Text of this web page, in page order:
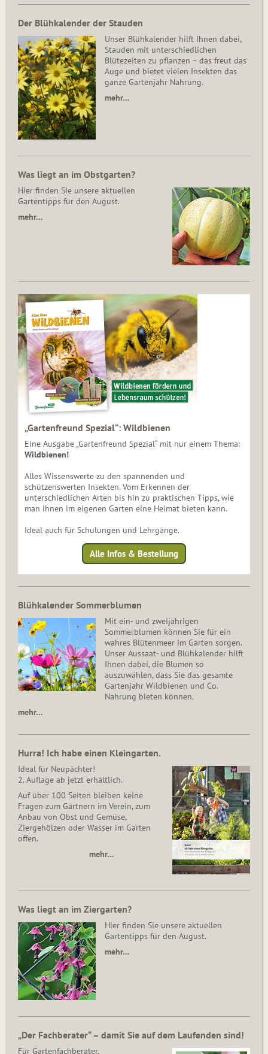
Der Blühkalender der Stauden
Unser Blühkalender hilft Ihnen dabei,
Stauden mit unterschiedlichen
Blütezeiten zu pflanzen – das freut das
Auge und bietet vielen Insekten das
ganze Gartenjahr Nahrung.
mehr…
Was liegt an im Obstgarten?
Hier finden Sie unsere aktuellen
Gartentipps für den August.
mehr…
„Gartenfreund Spezial“: Wildbienen
Eine Ausgabe „Gartenfreund Spezial“ mit nur einem Thema:
Wildbienen!
Alles Wissenswerte zu den spannenden und
schützenswerten Insekten. Vom Erkennen der
unterschiedlichen Arten bis hin zu praktischen Tipps, wie
man ihnen im eigenen Garten eine Heimat bieten kann.
Ideal auch für Schulungen und Lehrgänge.
Alle Infos & Bestellung
Blühkalender Sommerblumen
Mit ein- und zweijährigen
Sommerblumen können Sie für ein
wahres Blütenmeer im Garten sorgen.
Unser Aussaat- und Blühkalender hilft
Ihnen dabei, die Blumen so
auszuwählen, dass Sie das gesamte
Gartenjahr Wildbienen und Co.
Nahrung bieten können.
mehr…
Hurra! Ich habe einen Kleingarten.
Ideal für Neupächter!
2. Auflage ab jetzt erhältlich.
Auf über 100 Seiten bleiben keine
Fragen zum Gärtnern im Verein, zum
Anbau von Obst und Gemüse,
Ziergehölzen oder Wasser im Garten
offen.
mehr…
Was liegt an im Ziergarten?
Hier finden Sie unsere aktuellen
Gartentipps für den August.
mehr…
„Der Fachberater“ – damit Sie auf dem Laufenden sind!
Für Gartenfachberater,